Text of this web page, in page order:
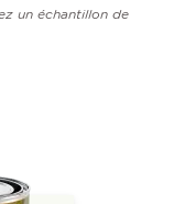
un échantillon de